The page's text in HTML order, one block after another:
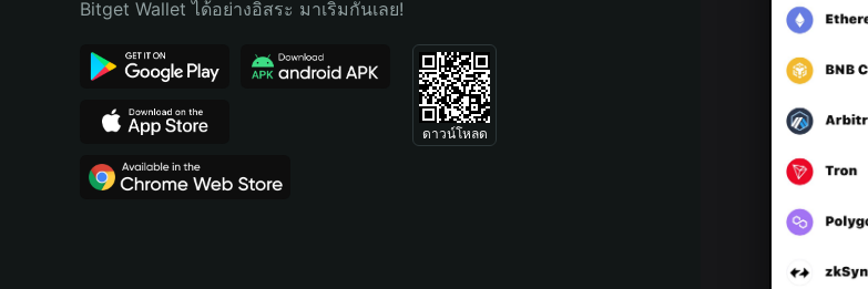
Português (Brasil)
Bitget Wallet ได้อย่างอิสระ มาเริ่มกันเลย!
ดาวน์โหลด